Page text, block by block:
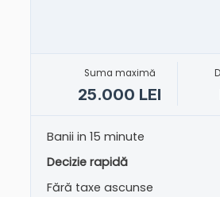
Suma maximă
25.000 LEI
Banii in 15 minute
Decizie rapidă
Fără taxe ascunse